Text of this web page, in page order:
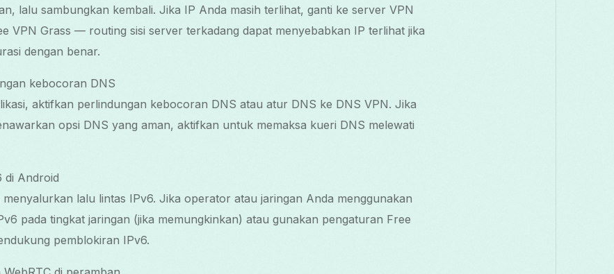
lalu sambungkan kembali. Jika IP Anda masih terlihat, ganti ke server VPN
VPN Grass — routing sisi server terkadang dapat menyebabkan IP terlihat jika
dengan benar.
kebocoran DNS
aktifkan perlindungan kebocoran DNS atau atur DNS ke DNS VPN. Jika
opsi DNS yang aman, aktifkan untuk memaksa kueri DNS melewati
di Android
lalu lintas IPv6. Jika operator atau jaringan Anda menggunakan
pada tingkat jaringan (jika memungkinkan) atau gunakan pengaturan Free
pemblokiran IPv6.